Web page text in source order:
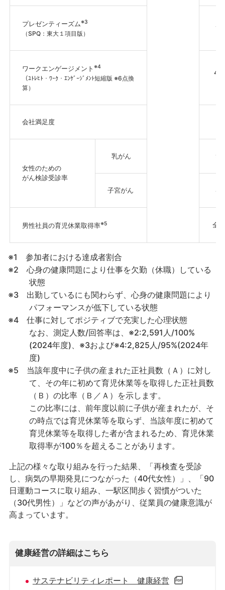
プレゼンティーズム※3
（SPQ：東大１項目版）
ワークエンゲージメント※4
（ﾕﾄﾚﾋﾄ・ﾜｰｸ・ｴﾝｹﾞｰｼﾞﾒﾝﾄ短縮版 ※6点換
算）
会社満足度
女性のための
がん検診受診率
乳がん
子宮がん
男性社員の育児休業取得率※5 全
※1 参加者における達成者割合
※2 心身の健康問題により仕事を欠勤（休職）している
状態
※3 出勤しているにも関わらず、心身の健康問題により
パフォーマンスが低下している状態
※4 仕事に対してポジティブで充実した心理状態
なお、測定人数/回答率は、※2:2,591人/100%
(2024年度)、※3および※4:2,825人/95%(2024年
度)
※5 当該年度中に子供の産まれた正社員数（Ａ）に対し
て、その年に初めて育児休業等を取得した正社員数
（Ｂ）の比率（Ｂ／Ａ）を示します。
この比率には、前年度以前に子供が産まれたが、そ
の時点では育児休業等を取らず、当該年度に初めて
育児休業等を取得した者が含まれるため、育児休業
取得率が100％を超えることがあります。
上記の様々な取り組みを行った結果、「再検査を受診
し、病気の早期発見につながった（40代女性）」、「90
日運動コースに取り組み、一駅区間歩く習慣がついた
（30代男性）」などの声があがり、従業員の健康意識が
高まっています。
健康経営の詳細はこちら
サステナビリティレポート 健康経営